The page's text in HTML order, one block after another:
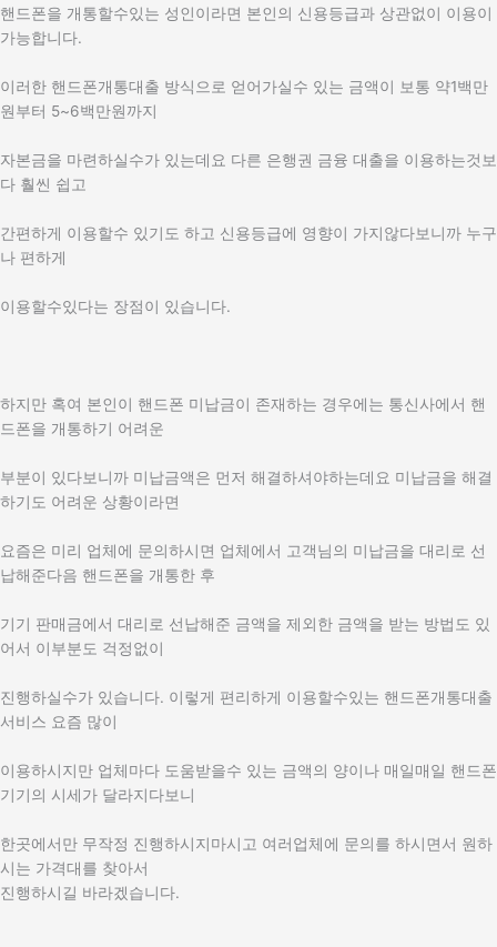
핸드폰을 개통할수있는 성인이라면 본인의 신용등급과 상관없이 이용이
가능합니다.
이러한 핸드폰개통대출 방식으로 얻어가실수 있는 금액이 보통 약1백만
원부터 5~6백만원까지
자본금을 마련하실수가 있는데요 다른 은행권 금융 대출을 이용하는것보
다 훨씬 쉽고
간편하게 이용할수 있기도 하고 신용등급에 영향이 가지않다보니까 누구
나 편하게
이용할수있다는 장점이 있습니다.
하지만 혹여 본인이 핸드폰 미납금이 존재하는 경우에는 통신사에서 핸
드폰을 개통하기 어려운
부분이 있다보니까 미납금액은 먼저 해결하셔야하는데요 미납금을 해결
하기도 어려운 상황이라면
요즘은 미리 업체에 문의하시면 업체에서 고객님의 미납금을 대리로 선
납해준다음 핸드폰을 개통한 후
기기 판매금에서 대리로 선납해준 금액을 제외한 금액을 받는 방법도 있
어서 이부분도 걱정없이
진행하실수가 있습니다. 이렇게 편리하게 이용할수있는 핸드폰개통대출
서비스 요즘 많이
이용하시지만 업체마다 도움받을수 있는 금액의 양이나 매일매일 핸드폰
기기의 시세가 달라지다보니
한곳에서만 무작정 진행하시지마시고 여러업체에 문의를 하시면서 원하
시는 가격대를 찾아서
진행하시길 바라겠습니다.